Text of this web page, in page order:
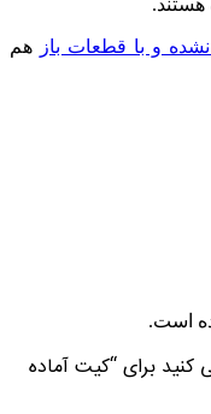
هستند.
و با قطعات باز هم
است.
کنید برای “کیت آماده